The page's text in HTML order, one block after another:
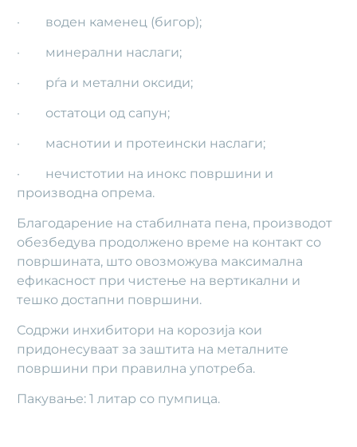
· воден каменец (бигор);
· минерални наслаги;
· рѓа и метални оксиди;
· остатоци од сапун;
· маснотии и протеински наслаги;
· нечистотии на инокс површини и
производна опрема.
Благодарение на стабилната пена, производот
обезбедува продолжено време на контакт со
површината, што овозможува максимална
ефикасност при чистење на вертикални и
тешко достапни површини.
Содржи инхибитори на корозија кои
придонесуваат за заштита на металните
површини при правилна употреба.
Пакување: 1 литар со пумпица.